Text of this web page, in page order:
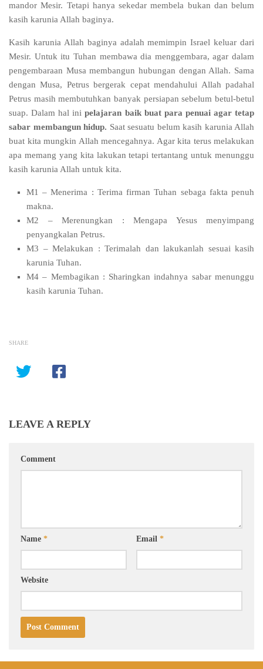
mandor Mesir. Tetapi hanya sekedar membela bukan dan belum
kasih karunia Allah baginya.
Kasih karunia Allah baginya adalah memimpin Israel keluar dari
Mesir. Untuk itu Tuhan membawa dia menggembara, agar dalam
pengembaraan Musa membangun hubungan dengan Allah. Sama
dengan Musa, Petrus bergerak cepat mendahului Allah padahal
Petrus masih membutuhkan banyak persiapan sebelum betul-betul
suap. Dalam hal inipelajaran baik buat para penuai agar tetap
sabar membangun hidup. Saat sesuatu belum kasih karunia Allah
buat kita mungkin Allah mencegahnya. Agar kita terus melakukan
apa memang yang kita lakukan tetapi tertantang untuk menunggu
kasih karunia Allah untuk kita.
M1 – Menerima : Terima firman Tuhan sebaga fakta penuh
makna.
M2 – Merenungkan : Mengapa Yesus menyimpang
penyangkalan Petrus.
M3 – Melakukan : Terimalah dan lakukanlah sesuai kasih
karunia Tuhan.
M4 – Membagikan : Sharingkan indahnya sabar menunggu
kasih karunia Tuhan.
SHARE
LEAVE A REPLY
Comment
Name * Email *
Website